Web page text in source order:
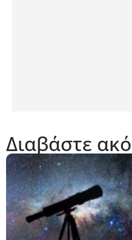
Διαβάστε